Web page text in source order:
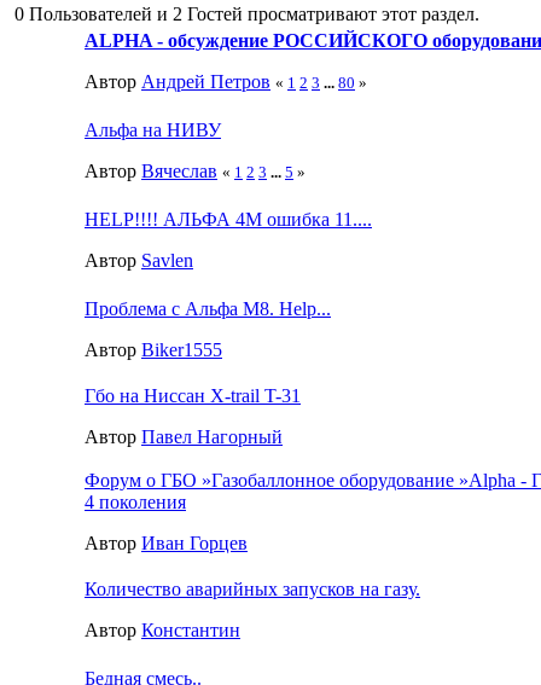
0 Пользователей и 2 Гостей просматривают этот раздел.
ALPHA - обсуждение РОССИЙСКОГО
Автор Андрей Петров « 1 2 3 ... 80 »
Альфа на НИВУ
Автор Вячеслав « 1 2 3 ... 5 »
HELP!!!! АЛЬФА 4М ошибка 11....
Автор Savlen
Проблема с Альфа М8. Help...
Автор Biker1555
Гбо на Ниссан X-trail T-31
Автор Павел Нагорный
Форум о ГБО »Газобаллонное оборудование »Alpha -
4 поколения
Автор Иван Горцев
Количество аварийных запусков на газу.
Автор Константин
Бедная смесь..